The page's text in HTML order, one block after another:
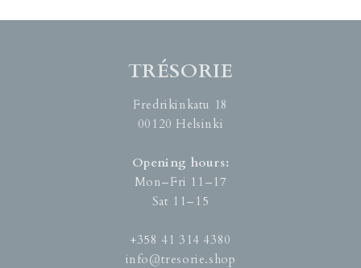
TRÉSORIE
Fredrikinkatu 18
00120 Helsinki
Opening hours:
Mon–Fri 11–17
Sat 11–15
+358 41 314 4380
info@tresorie.shop